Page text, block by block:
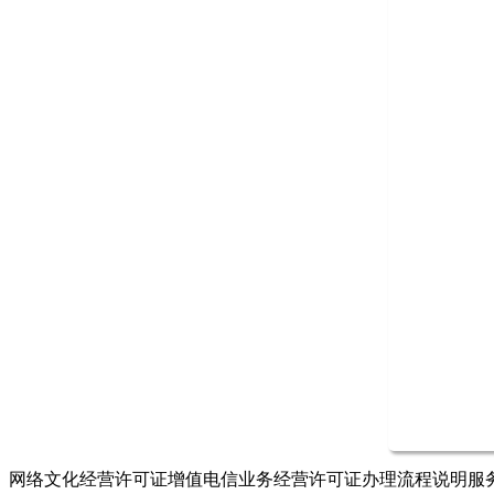
网络文化经营许可证增值电信业务经营许可证办理流程说明服